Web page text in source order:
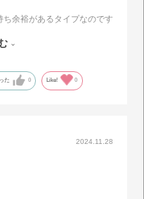
余裕があるタイプなのです
ミを見て購入しました。何
ろ足の裏は良いのですが、
し曲げた状態になってしま
た 0 Like! 0
2024.11.28